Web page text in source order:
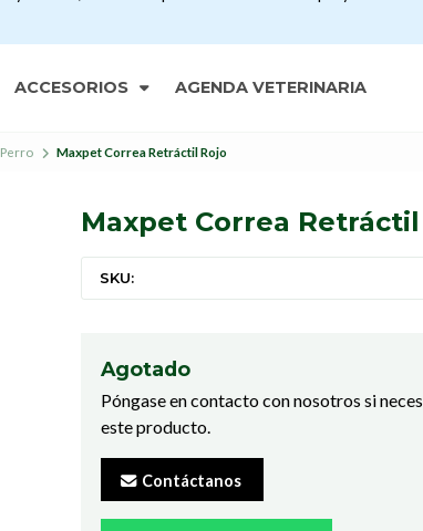
ACCESORIOS AGENDA VETERINARIA
Perro Maxpet Correa Retráctil Rojo
Maxpet Correa
SKU:
Agotado
Póngase en contacto con nosotros si
este producto.
Contáctanos